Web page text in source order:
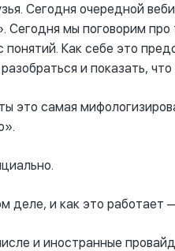
Сегодня очередной
Сегодня мы поговорим
понятий. Как себе это
и показать,
это самая
деле, и как это работает
и иностранные